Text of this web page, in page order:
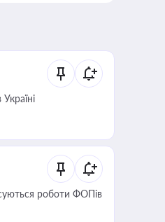
роботи ФОПів